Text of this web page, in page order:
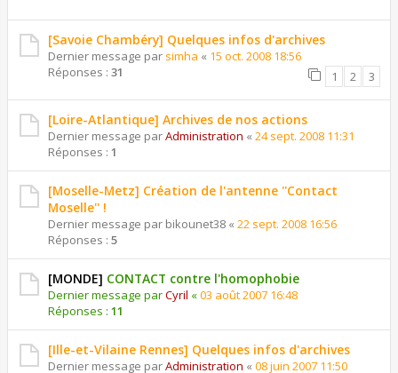
[Savoie Chambéry] Quelques infos d'archives
Dernier message par simha « 15 oct. 2008 18:56
Réponses : 31 1 2 3
[Loire-Atlantique] Archives de nos actions
Dernier message parAdministration « 24 sept. 2008 11:31
Réponses : 1
[Moselle-Metz] Création de l'antenne ''Contact
Moselle'' !
Dernier message par bikounet38 « 22 sept. 2008 16:56
Réponses : 5
[MONDE] CONTACT contre l'homophobie
Dernier message parCyril «03 août 2007 16:48
Réponses : 11
[Ille-et-Vilaine Rennes] Quelques infos d'archives
Dernier message parAdministration « 08 juin 2007 11:50